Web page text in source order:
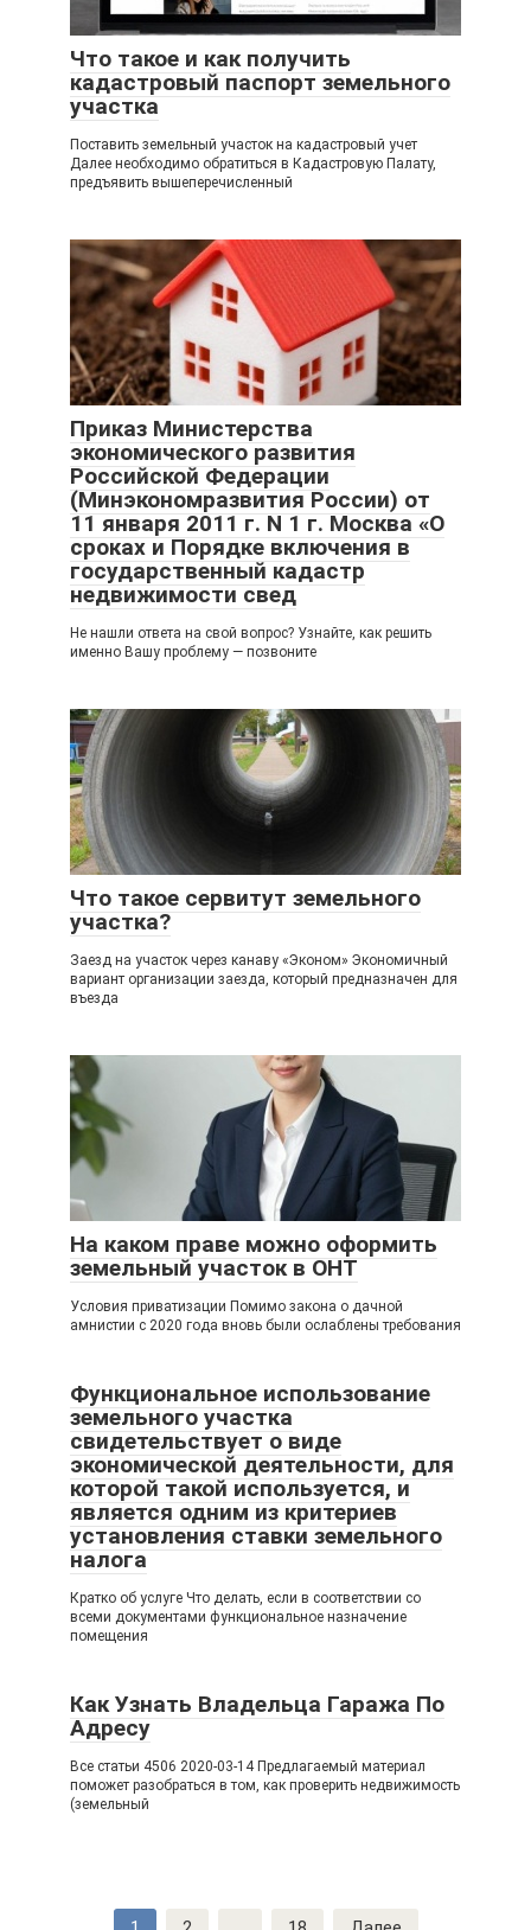
Что такое и как получить
кадастровый паспорт земельного
участка
Поставить земельный участок на кадастровый учет
Далее необходимо обратиться в Кадастровую Палату,
предъявить вышеперечисленный
Приказ Министерства
экономического развития
Российской Федерации
(Минэкономразвития России) от
11 января 2011 г. N 1 г. Москва «О
сроках и Порядке включения в
государственный кадастр
недвижимости свед
Не нашли ответа на свой вопрос? Узнайте, как решить
именно Вашу проблему — позвоните
Что такое сервитут земельного
участка?
Заезд на участок через канаву «Эконом» Экономичный
вариант организации заезда, который предназначен для
въезда
На каком праве можно оформить
земельный участок в ОНТ
Условия приватизации Помимо закона о дачной
амнистии с 2020 года вновь были ослаблены требования
Функциональное использование
земельного участка
свидетельствует о виде
экономической деятельности, для
которой такой используется, и
является одним из критериев
установления ставки земельного
налога
Кратко об услуге Что делать, если в соответствии со
всеми документами функциональное назначение
помещения
Как Узнать Владельца Гаража По
Адресу
Все статьи 4506 2020-03-14 Предлагаемый материал
поможет разобраться в том, как проверить недвижимость
(земельный